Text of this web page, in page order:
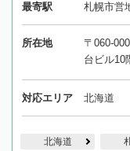
最寄駅 札幌市営
所在地
〒060-
台ビル10
対応エリア 北海道
北海道